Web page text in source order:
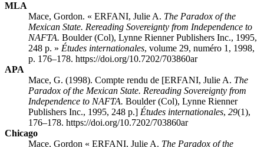
MLA
Mace, Gordon. « ERFANI, Julie A. The Paradox of the
Mexican State. Rereading Sovereignty from Independence to
NAFTA. Boulder (Col), Lynne Rienner Publishers Inc., 1995,
248 p. » Études internationales, volume 29, numéro 1, 1998,
p. 176–178. https://doi.org/10.7202/703860ar
APA
Mace, G. (1998). Compte rendu de [ERFANI, Julie A. The
Paradox of the Mexican State. Rereading Sovereignty from
Independence to NAFTA. Boulder (Col), Lynne Rienner
Publishers Inc., 1995, 248 p.] Études internationales, 29(1),
176–178. https://doi.org/10.7202/703860ar
Chicago
Mace, Gordon « ERFANI, Julie A. The Paradox of the